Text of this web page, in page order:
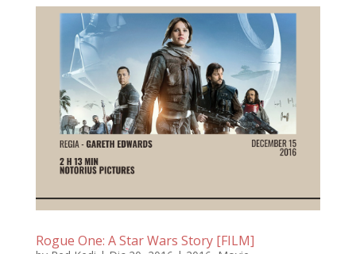
Rogue One: A Star Wars Story [FILM]